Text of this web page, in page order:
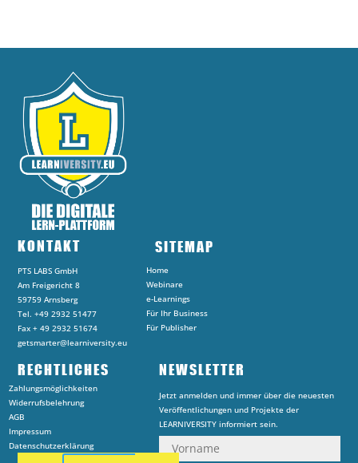
KONTAKT
PTS LABS GmbH
Am Freigericht 8
59759 Arnsberg
Tel. +49 2932 51477
Fax + 49 2932 51674
getsmarter@learniversity.eu
SITEMAP
Home
Webinare
e-Learnings
Für Ihr Business
Für Publisher
RECHTLICHES
Zahlungsmöglichkeiten
Widerrufsbelehrung
AGB
Impressum
Datenschutzerklärung
NEWSLETTER
Jetzt anmelden und immer über die neuesten
Veröffentlichungen und Projekte der
LEARNIVERSITY informiert sein.